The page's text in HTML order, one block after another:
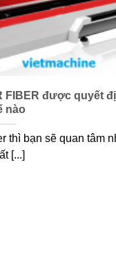
FIBER được quyết
nào
thì bạn sẽ quan tâm
[...]